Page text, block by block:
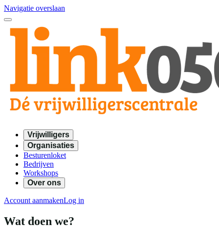
Navigatie overslaan
Vrijwilligers
Organisaties
Besturenloket
Bedrijven
Workshops
Over ons
Account aanmakenLog in
Wat doen we?